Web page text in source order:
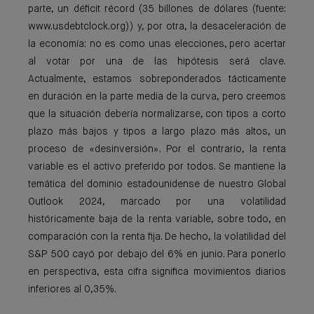
parte, un déficit récord (35 billones de dólares (fuente:
www.usdebtclock.org)) y, por otra, la desaceleración de
la economía: no es como unas elecciones, pero acertar
al votar por una de las hipótesis será clave.
Actualmente, estamos sobreponderados tácticamente
en duración en la parte media de la curva, pero creemos
que la situación debería normalizarse, con tipos a corto
plazo más bajos y tipos a largo plazo más altos, un
proceso de «desinversión». Por el contrario, la renta
variable es el activo preferido por todos. Se mantiene la
temática del dominio estadounidense de nuestro Global
Outlook 2024, marcado por una volatilidad
históricamente baja de la renta variable, sobre todo, en
comparación con la renta fija. De hecho, la volatilidad del
S&P 500 cayó por debajo del 6% en junio. Para ponerlo
en perspectiva, esta cifra significa movimientos diarios
inferiores al 0,35%.